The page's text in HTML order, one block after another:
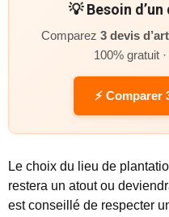
💡 Besoin
Comparez 3 devis
100% gratuit
⚡
Le choix du lieu de
restera un atout ou
est conseillé de respecter